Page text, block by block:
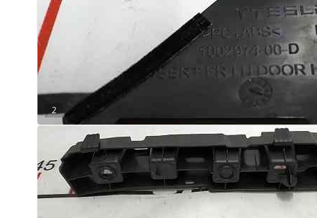
2